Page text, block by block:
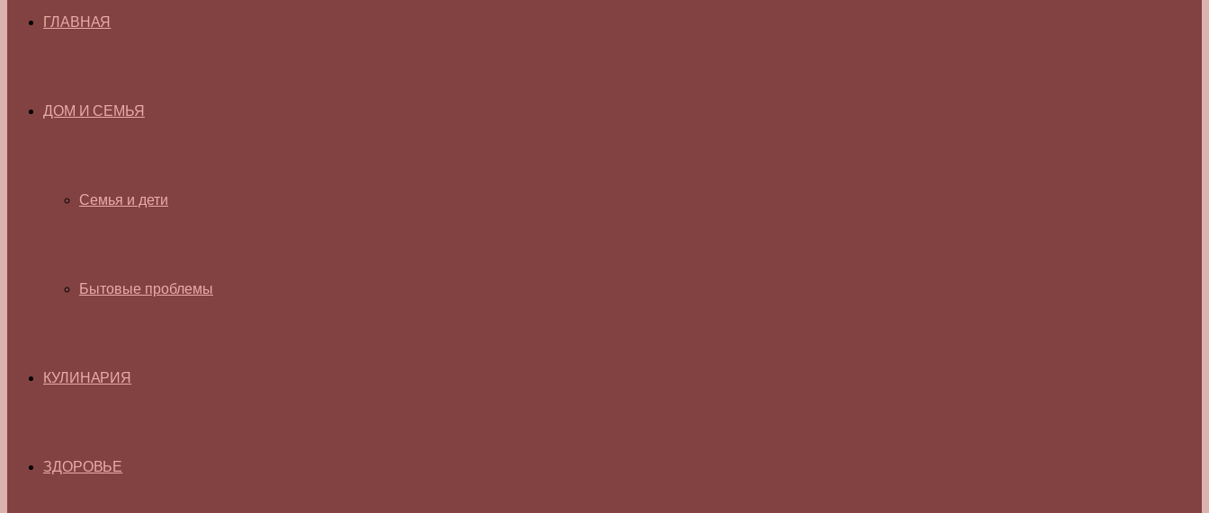
ГЛАВНАЯ
ДОМ И СЕМЬЯ
Семья и дети
Бытовые проблемы
КУЛИНАРИЯ
ЗДОРОВЬЕ